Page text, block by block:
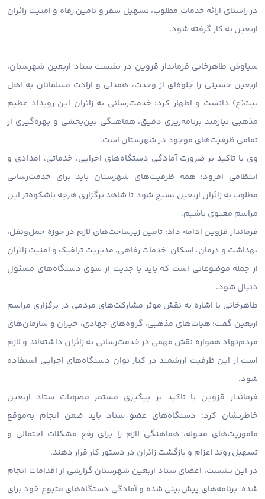
در راستای ارائه خدمات مطلوب، تسهیل سفر و تامین رفاه و امنیت زائران
اربعین به کار گرفته شود.
سیاوش طاهرخانی فرماندار قزوین در نشست ستاد اربعین شهرستان،
اربعین حسینی را جلوه‌ای از وحدت، همدلی و ارادت مسلمانان به اهل
بیت(ع) دانست و اظهار کرد: خدمت‌رسانی به زائران این رویداد عظیم
مذهبی نیازمند برنامه‌ریزی دقیق، هماهنگی بین‌بخشی و بهره‌گیری از
تمامی ظرفیت‌های موجود در شهرستان است.
وی با تاکید بر ضرورت آمادگی دستگاه‌های اجرایی، خدماتی، امدادی و
انتظامی افزود: همه ظرفیت‌های شهرستان باید برای خدمت‌رسانی
مطلوب به زائران اربعین بسیج شود تا شاهد برگزاری هرچه باشکوه‌تر این
مراسم معنوی باشیم.
فرماندار قزوین ادامه داد: تامین زیرساخت‌های لازم در حوزه حمل‌ونقل،
بهداشت و درمان، اسکان، خدمات رفاهی، مدیریت ترافیک و امنیت زائران
از جمله موضوعاتی است که باید با جدیت از سوی دستگاه‌های مسئول
دنبال شود.
طاهرخانی با اشاره به نقش موثر مشارکت‌های مردمی در برگزاری مراسم
اربعین گفت: هیات‌های مذهبی، گروه‌های جهادی، خیران و سازمان‌های
مردم‌نهاد همواره نقش مهمی در خدمت‌رسانی به زائران داشته‌اند و لازم
است از این ظرفیت ارزشمند در کنار توان دستگاه‌های اجرایی استفاده
شود.
فرماندار قزوین با تاکید بر پیگیری مستمر مصوبات ستاد اربعین
خاطرنشان کرد: دستگاه‌های عضو ستاد باید ضمن انجام به‌موقع
ماموریت‌های محوله، هماهنگی لازم را برای رفع مشکلات احتمالی و
تسهیل روند اعزام و بازگشت زائران در دستور کار قرار دهند.
در این نشست، اعضای ستاد اربعین شهرستان گزارشی از اقدامات انجام
شده، برنامه‌های پیش‌بینی شده و آمادگی دستگاه‌های متبوع خود برای